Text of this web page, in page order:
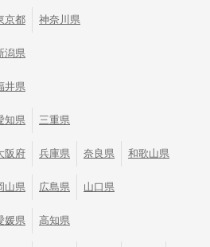
京都 神奈川県
潟県
井県
知県 三重県
阪府 兵庫県 奈良県 和歌山県
山県 広島県 山口県
媛県 高知県